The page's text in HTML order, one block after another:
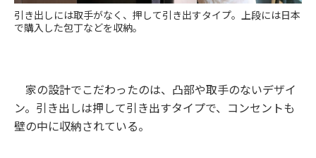
引き出しには取手がなく、押して引き出すタイプ。上段には日本
で購入した包丁などを収納。
家の設計でこだわったのは、凸部や取手のないデザイ
ン。引き出しは押して引き出すタイプで、コンセントも
壁の中に収納されている。